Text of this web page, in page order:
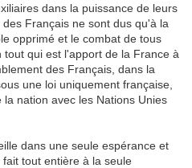
dans la puissance de leurs
Français ne sont dus qu'à la
opprimé et le combat de tous
qui est l'apport de la France à
des Français, dans la
une loi uniquement française,
nation avec les Nations Unies
dans une seule espérance et
tout entière à la seule